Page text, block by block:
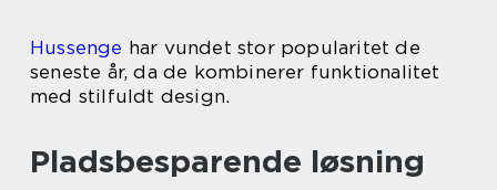
Hussenge har vundet stor popularitet de
seneste år, da de kombinerer funktionalitet
med stilfuldt design.
Pladsbesparende løsning